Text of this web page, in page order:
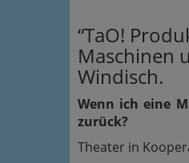
“TaO!
Maschinen
Windisch.
Wenn ich eine
zurück?
Theater in